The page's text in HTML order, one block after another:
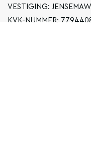
VESTIGING:
KVK-NUMMER: